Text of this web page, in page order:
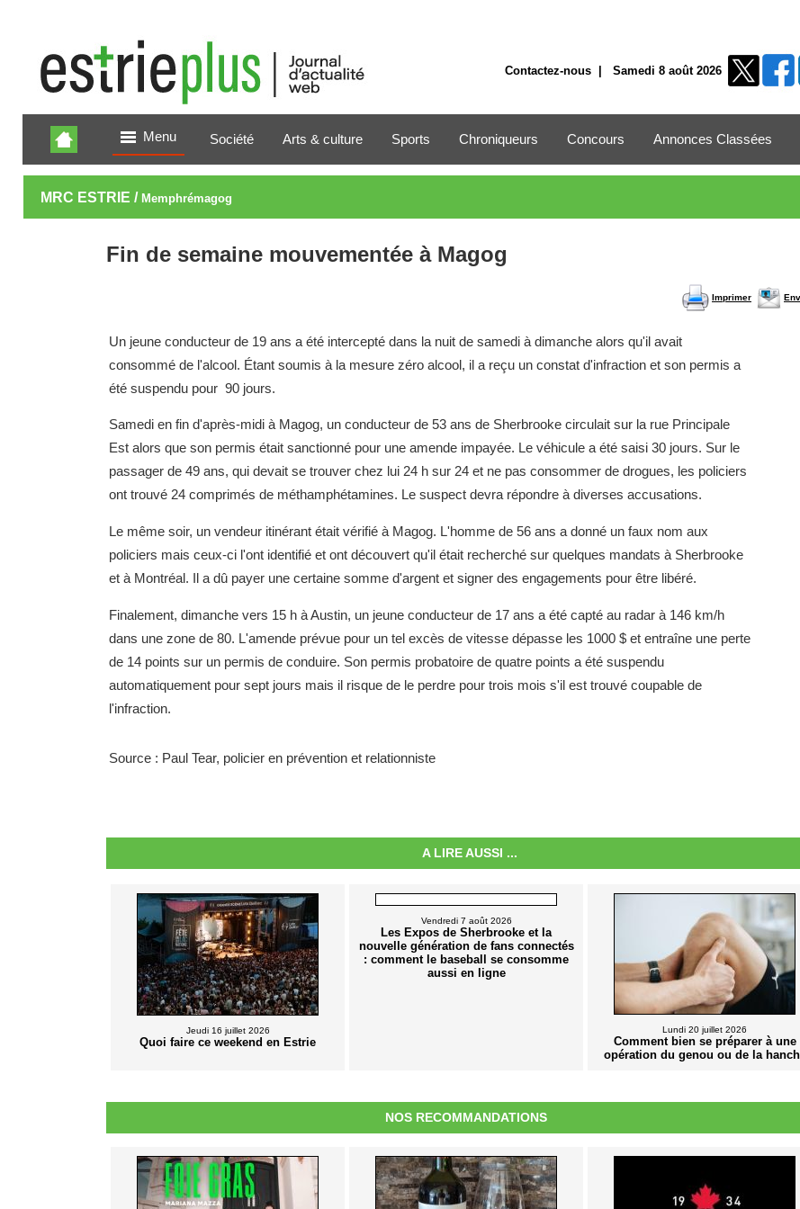
Contactez-nous| Samedi 8 août 2026
Menu Société Arts & culture Sports Chroniqueurs Concours Annonces Classées
MRC ESTRIE / Memphrémagog
Fin de semaine mouvementée à Magog
Imprimer
Un jeune conducteur de 19 ans a été intercepté dans la nuit de samedi à dimanche alors qu'il avait
consommé de l'alcool. Étant soumis à la mesure zéro alcool, il a reçu un constat d'infraction et son permis a
été suspendu pour 90 jours.
Samedi en fin d'après-midi à Magog, un conducteur de 53 ans de Sherbrooke circulait sur la rue Principale
Est alors que son permis était sanctionné pour une amende impayée. Le véhicule a été saisi 30 jours. Sur le
passager de 49 ans, qui devait se trouver chez lui 24 h sur 24 et ne pas consommer de drogues, les policiers
ont trouvé 24 comprimés de méthamphétamines. Le suspect devra répondre à diverses accusations.
Le même soir, un vendeur itinérant était vérifié à Magog. L'homme de 56 ans a donné un faux nom aux
policiers mais ceux-ci l'ont identifié et ont découvert qu'il était recherché sur quelques mandats à Sherbrooke
et à Montréal. Il a dû payer une certaine somme d'argent et signer des engagements pour être libéré.
Finalement, dimanche vers 15 h à Austin, un jeune conducteur de 17 ans a été capté au radar à 146 km/h
dans une zone de 80. L'amende prévue pour un tel excès de vitesse dépasse les 1000 $ et entraîne une perte
de 14 points sur un permis de conduire. Son permis probatoire de quatre points a été suspendu
automatiquement pour sept jours mais il risque de le perdre pour trois mois s'il est trouvé coupable de
l'infraction.
Source : Paul Tear, policier en prévention et relationniste
A LIRE AUSSI ...
Jeudi 16 juillet 2026
Quoi faire ce weekend en Estrie
Vendredi 7 août 2026
Les Expos de Sherbrooke et la
nouvelle génération de fans connectés
: comment le baseball se consomme
aussi en ligne
Lundi 20 juillet 2026
Comment bien se préparer à une
opération du genou ou de la
NOS RECOMMANDATIONS